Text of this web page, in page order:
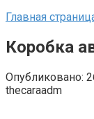
Главная
Коробка
Опубликовано:
thecaraadm